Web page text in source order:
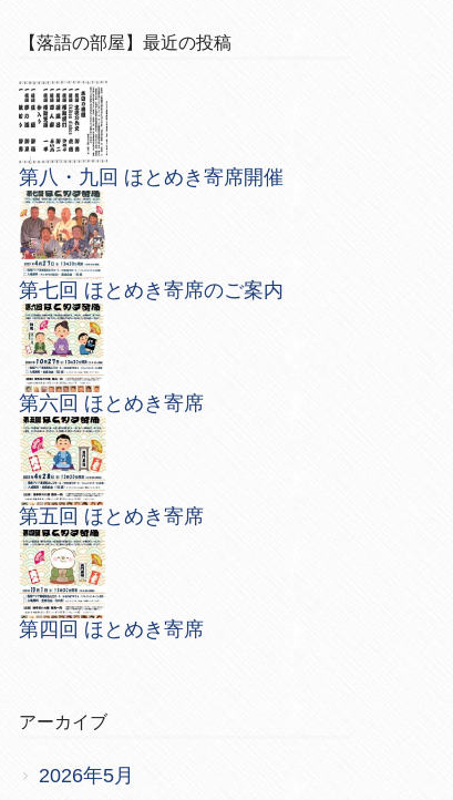
【落語の部屋】最近の投稿
第八・九回 ほとめき寄席開催
第七回 ほとめき寄席のご案内
第六回 ほとめき寄席
第五回 ほとめき寄席
第四回 ほとめき寄席
アーカイブ
2026年5月